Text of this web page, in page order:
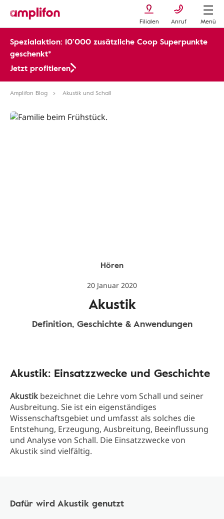
Filialen Anruf Menü
Spezialaktion: 10’000 zusätzliche Coop Superpunkte
geschenkt*
Jetzt profitieren
Amplifon Blog Akustik und Schall
Hören
20 Januar 2020
Akustik
Definition, Geschichte & Anwendungen
Akustik: Einsatzzwecke und Geschichte
Akustik bezeichnet die Lehre vom Schall und seiner
Ausbreitung. Sie ist ein eigenständiges
Wissenschaftsgebiet und umfasst als solches die
Entstehung, Erzeugung, Ausbreitung, Beeinflussung
und Analyse von Schall. Die Einsatzzwecke von
Akustik sind vielfältig.
Dafür wird Akustik genutzt